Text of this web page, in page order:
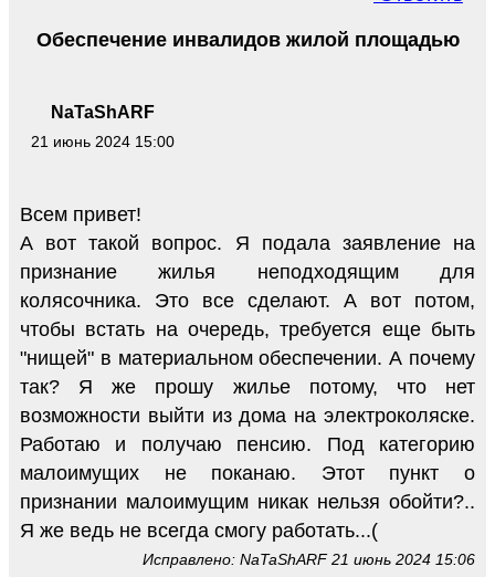
NaTaShARF
21 июнь 2024 15:00
Обеспечение инвалидов жилой площадью
Всем привет!
А вот такой вопрос. Я подала заявление на
признание жилья неподходящим для
колясочника. Это все сделают. А вот потом,
чтобы встать на очередь, требуется еще быть
"нищей" в материальном обеспечении. А почему
так? Я же прошу жилье потому, что нет
возможности выйти из дома на электроколяске.
Работаю и получаю пенсию. Под категорию
малоимущих не поканаю. Этот пункт о
признании малоимущим никак нельзя обойти?..
Я же ведь не всегда смогу работать...(
Исправлено: NaTaShARF 21 июнь 2024 15:06